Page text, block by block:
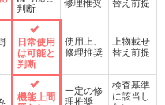
判断
修理推奨
替え前提
日常使用
は可能と
判断
使用上、
修理推奨
上物載せ
替え前提
機能上問
一定の修
理推奨
検査基準
に該当し